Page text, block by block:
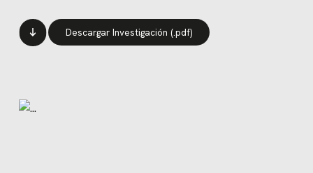
Descargar Investigación (.pdf)